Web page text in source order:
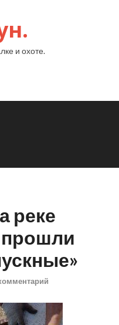
и охоте.
реке